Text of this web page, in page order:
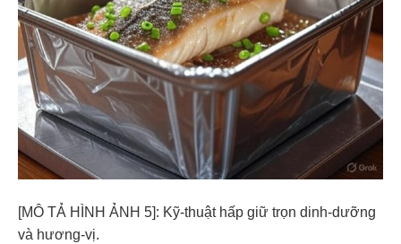
[MÔ TẢ HÌNH ẢNH 5]: Kỹ-thuật hấp giữ trọn dinh-dưỡng
và hương-vị.